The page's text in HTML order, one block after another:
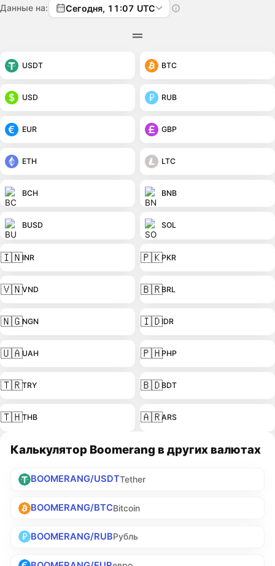
Данные на: Сегодня, 11:07 UTC
USDT BTC
USD RUB
EUR GBP
ETH LTC
BCH BNB
BUSD SOL
🇮🇳INR 🇵🇰PKR
🇻🇳VND 🇧🇷BRL
🇳🇬NGN 🇮🇩IDR
🇺🇦UAH 🇵🇭PHP
🇹🇷TRY 🇧🇩BDT
🇹🇭THB 🇦🇷ARS
Калькулятор Boomerang в других валютах
BOOMERANG/USDTTether
BOOMERANG/BTCBitcoin
BOOMERANG/RUBРубль